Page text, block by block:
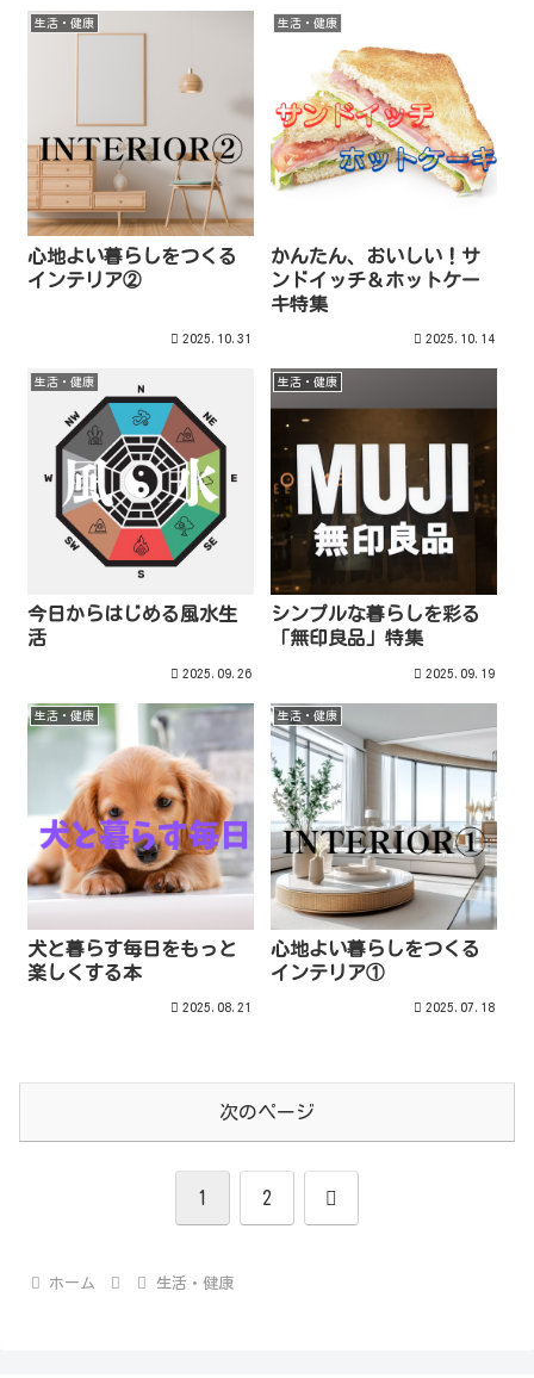
生活・健康
心地よい暮らしをつくる
インテリア②
2025.10.31
生活・健康
かんたん、おいしい！サ
ンドイッチ＆ホットケー
キ特集
2025.10.14
生活・健康
今日からはじめる風水生
活
2025.09.26
生活・健康
シンプルな暮らしを彩る
「無印良品」特集
2025.09.19
生活・健康
犬と暮らす毎日をもっと
楽しくする本
2025.08.21
生活・健康
心地よい暮らしをつくる
インテリア①
2025.07.18
次のページ
1 2 次
ホーム 生活・健康